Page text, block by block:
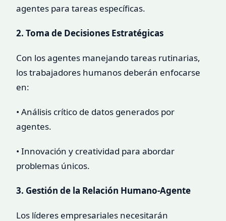
agentes para tareas específicas.
2. Toma de Decisiones Estratégicas
Con los agentes manejando tareas rutinarias,
los trabajadores humanos deberán enfocarse
en:
• Análisis crítico de datos generados por
agentes.
• Innovación y creatividad para abordar
problemas únicos.
3. Gestión de la Relación Humano-Agente
Los líderes empresariales necesitarán